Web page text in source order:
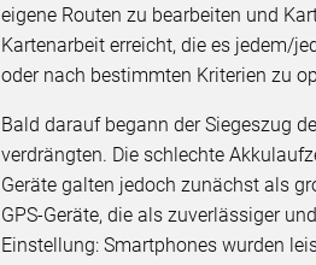
eigene Routen zu bearbeiten und
Kartenarbeit erreicht, die es jedem/
oder nach bestimmten Kriterien zu
Bald darauf begann der Siegeszug
verdrängten. Die schlechte
Geräte galten jedoch zunächst als
GPS-Geräte, die als zuverlässiger
Einstellung: Smartphones wurden